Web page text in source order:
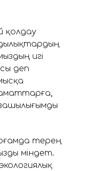
қолдау
игі
деп
терең
міндет.